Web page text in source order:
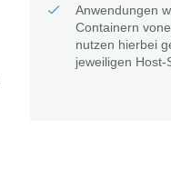
Anwendungen
Containern
nutzen hierbei
jeweiligen Host-